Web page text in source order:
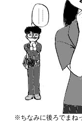
※ちなみに後ろでまね